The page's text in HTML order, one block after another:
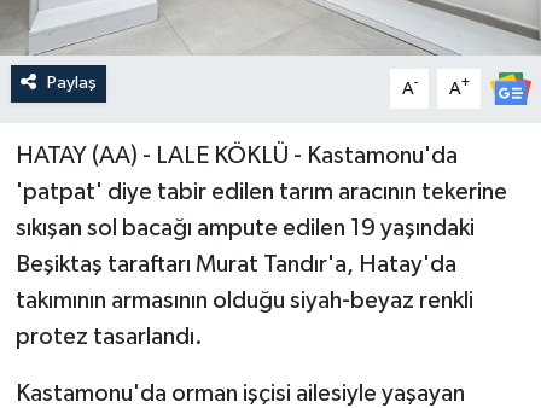
Paylaş A- A+
HATAY (AA) - LALE KÖKLÜ - Kastamonu'da
'patpat' diye tabir edilen tarım aracının tekerine
sıkışan sol bacağı ampute edilen 19 yaşındaki
Beşiktaş taraftarı Murat Tandır'a, Hatay'da
takımının armasının olduğu siyah-beyaz renkli
protez tasarlandı.
Kastamonu'da orman işçisi ailesiyle yaşayan